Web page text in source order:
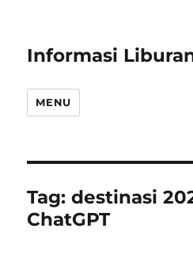
Informasi
MENU
Tag:destinasi
ChatGPT